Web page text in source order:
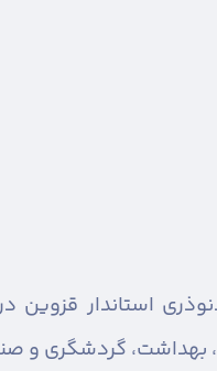
استاندار
بهداشت، گردشگری و